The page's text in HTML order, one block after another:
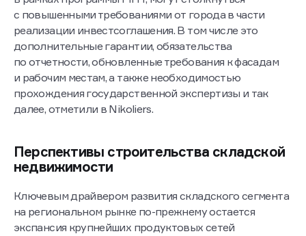
в рамках программы МПТ, могут столкнуться
с повышенными требованиями от города в части
реализации инвестсоглашения. В том числе это
дополнительные гарантии, обязательства
по отчетности, обновленные требования к фасадам
и рабочим местам, а также необходимостью
прохождения государственной экспертизы и так
Перспективы строительства складской
Ключевым драйвером развития складского сегмента
на региональном рынке по-прежнему остается